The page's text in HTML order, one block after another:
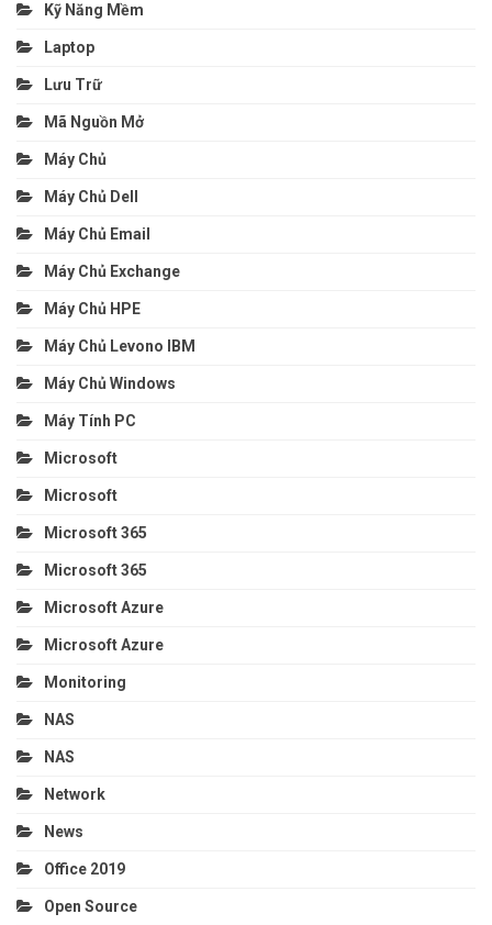
Kỹ Năng Mềm
Laptop
Lưu Trữ
Mã Nguồn Mở
Máy Chủ
Máy Chủ Dell
Máy Chủ Email
Máy Chủ Exchange
Máy Chủ HPE
Máy Chủ Levono IBM
Máy Chủ Windows
Máy Tính PC
Microsoft
Microsoft
Microsoft 365
Microsoft 365
Microsoft Azure
Microsoft Azure
Monitoring
NAS
NAS
Network
News
Office 2019
Open Source